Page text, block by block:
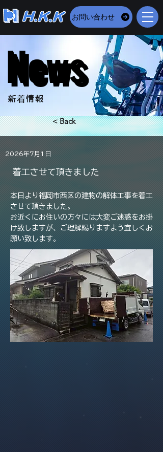
お問い合わせ
News
News
​新着情報
< Back
2026年7月1日
着工させて頂きました
本日より福岡市西区の建物の解体工事を着工
させて頂きました。
お近くにお住いの方々には大変ご迷惑をお掛
け致しますが、ご理解賜りますよう宜しくお
願い致します。